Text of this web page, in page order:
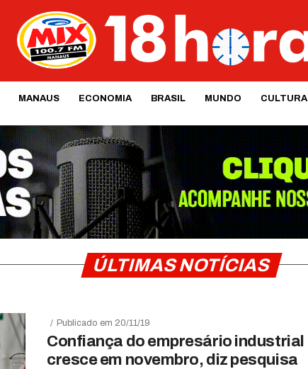
MANAUS ECONOMIA BRASIL MUNDO CULTURA
ÚLTIMAS NOTÍCIAS
Publicado em 20/11/19
Confiança do empresário industrial
cresce em novembro, diz pesquisa